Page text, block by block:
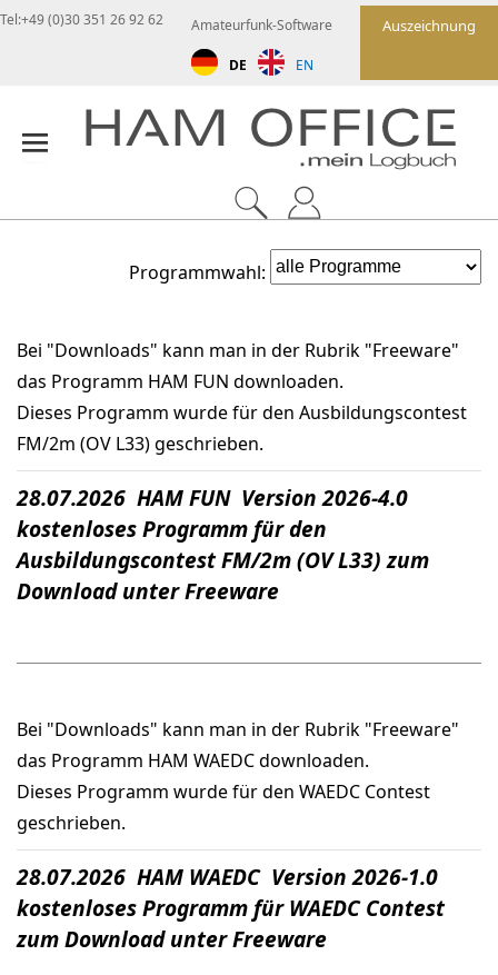
Auszeichnung
Amateurfunk-Software
DE EN
Tel:+49 (0)30 351 26 92 62
Programmwahl:
Bei "Downloads" kann man in der Rubrik "Freeware"
das Programm HAM FUN downloaden.
Dieses Programm wurde für den Ausbildungscontest
FM/2m (OV L33) geschrieben.
28.07.2026 HAM FUN Version 2026-4.0
kostenloses Programm für den
Ausbildungscontest FM/2m (OV L33) zum
Download unter Freeware
Bei "Downloads" kann man in der Rubrik "Freeware"
das Programm HAM WAEDC downloaden.
Dieses Programm wurde für den WAEDC Contest
geschrieben.
28.07.2026 HAM WAEDC Version 2026-1.0
kostenloses Programm für WAEDC Contest
zum Download unter Freeware